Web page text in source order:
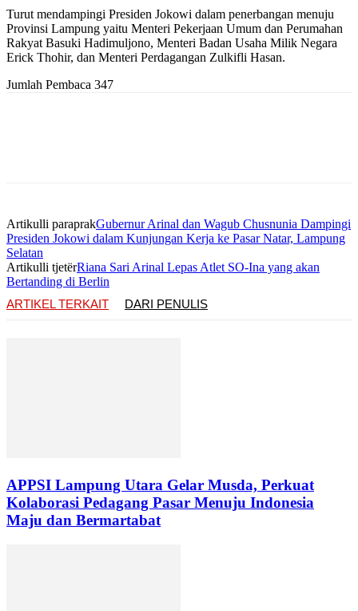
Turut mendampingi Presiden Jokowi dalam penerbangan menuju
Provinsi Lampung yaitu Menteri Pekerjaan Umum dan Perumahan
Rakyat Basuki Hadimuljono, Menteri Badan Usaha Milik Negara
Erick Thohir, dan Menteri Perdagangan Zulkifli Hasan.
Jumlah Pembaca 347
Artikulli paraprakGubernur Arinal dan Wagub Chusnunia Dampingi
Presiden Jokowi dalam Kunjungan Kerja ke Pasar Natar, Lampung
Selatan
Artikulli tjetërRiana Sari Arinal Lepas Atlet SO-Ina yang akan
Bertanding di Berlin
ARTIKEL TERKAIT
DARI PENULIS
APPSI Lampung Utara Gelar Musda, Perkuat
Kolaborasi Pedagang Pasar Menuju Indonesia
Maju dan Bermartabat